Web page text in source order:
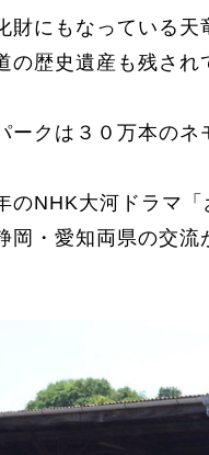
財にもなっている
の歴史遺産も残され
ークは３０万本のネ
のNHK大河ドラマ
岡・愛知両県の交流